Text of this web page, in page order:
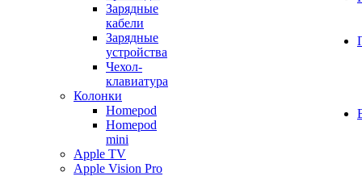
Зарядные
кабели
Зарядные
устройства
Чехол-
клавиатура
Колонки
Homepod
Homepod
mini
Apple TV
Apple Vision Pro